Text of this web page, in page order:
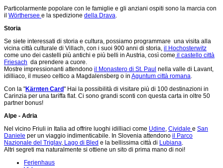
Particolarmente popolare con le famiglie e gli anziani ospiti sono la marcia con
il Wörthersee e la spedizione della Drava.
Storia
Se siete interessati di storia e cultura, possiamo programmare una visita alla
vicina città culturale di Villach, con i suoi 900 anni di storia, il Hochosterwitz
come uno dei castelli più antichi e più belli in Austria, così come il castello città
Friesach da prendere a cuore.
Mostre impressionanti attendono il Monastero di St. Paul nella valle di Lavant,
idilliaco, il museo celtico a Magdalensberg o in Aguntum città romana.
Con la "Kärnten Card" Hai la possibilità di visitare più di 100 destinazioni in
Carinzia per una tariffa flat. Ci sono grandi sconti con questa carta in oltre 50
partner bonus!
Alpe - Adria
Nel vicino Friuli in Italia ad offrire luoghi idilliaci come Udine, Cividale e San
Daniele per un viaggio indimenticabile. In Slovenia attendono il Parco
Nazionale del Triglav, Lago di Bled e la bellissima città di Lubiana.
Altri segreti ma naturalmente si ottiene un sito di prima mano di noi!
Ferienhaus